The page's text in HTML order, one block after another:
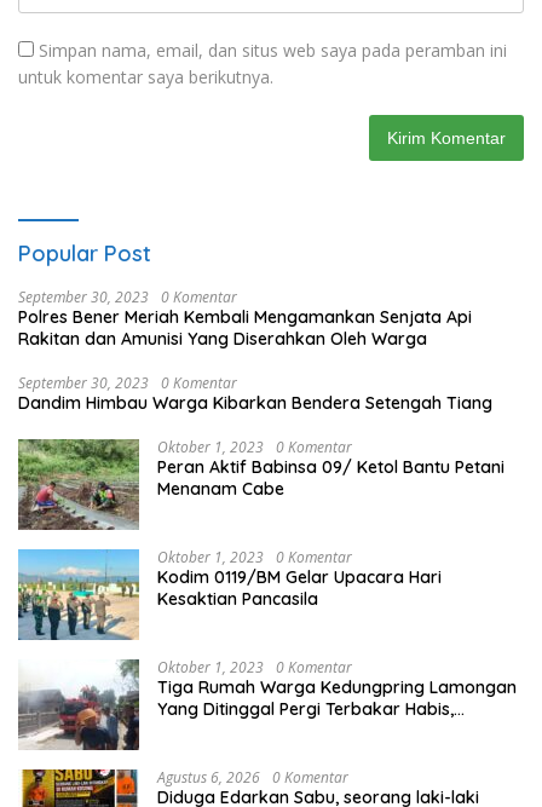
Simpan nama, email, dan situs web saya pada peramban ini
untuk komentar saya berikutnya.
Popular Post
September 30, 2023 0 Komentar
Polres Bener Meriah Kembali Mengamankan Senjata Api
Rakitan dan Amunisi Yang Diserahkan Oleh Warga
September 30, 2023 0 Komentar
Dandim Himbau Warga Kibarkan Bendera Setengah Tiang
Oktober 1, 2023 0 Komentar
Peran Aktif Babinsa 09/ Ketol Bantu Petani
Menanam Cabe
Oktober 1, 2023 0 Komentar
Kodim 0119/BM Gelar Upacara Hari
Kesaktian Pancasila
Oktober 1, 2023 0 Komentar
Tiga Rumah Warga Kedungpring Lamongan
Yang Ditinggal Pergi Terbakar Habis,
Agustus 6, 2026 0 Komentar
Diduga Edarkan Sabu, seorang laki-laki